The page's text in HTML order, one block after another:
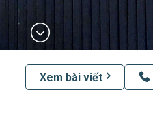
Xem bài viết